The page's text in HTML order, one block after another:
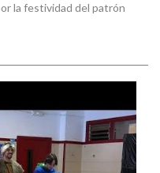
la festividad del patrón